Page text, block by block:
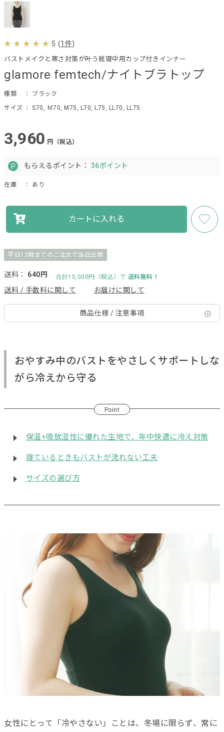
glamore femtech/ナイトブラトップ
バストメイクと寒さ対策が叶う就寝中用カップ付きインナー
種類
： ブラック
サイズ ： S70, Ｍ70, M75, L70, L75, LL70, LL75
5 (1件)
3,960 円（税込）
もらえるポイント： 36ポイント
在庫 ： あり
カートに入れる
平日12時までのご注文で当日出荷
送料： 640円 合計15,000円（税込）で 送料無料！
送料 / 手数料に関して お届けに関して
商品仕様 / 注意事項
おやすみ中のバストをやさしくサポートしな
がら冷えから守る
Point
保温+吸放湿性に優れた生地で、年中快適に冷え対策
寝ているときもバストが流れない工夫
サイズの選び方
女性にとって「冷やさない」ことは、冬場に限らず、常に